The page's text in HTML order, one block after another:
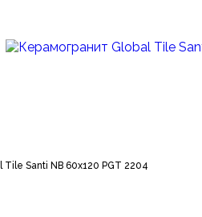
Tile Santi NB 60х120 PGT 2204